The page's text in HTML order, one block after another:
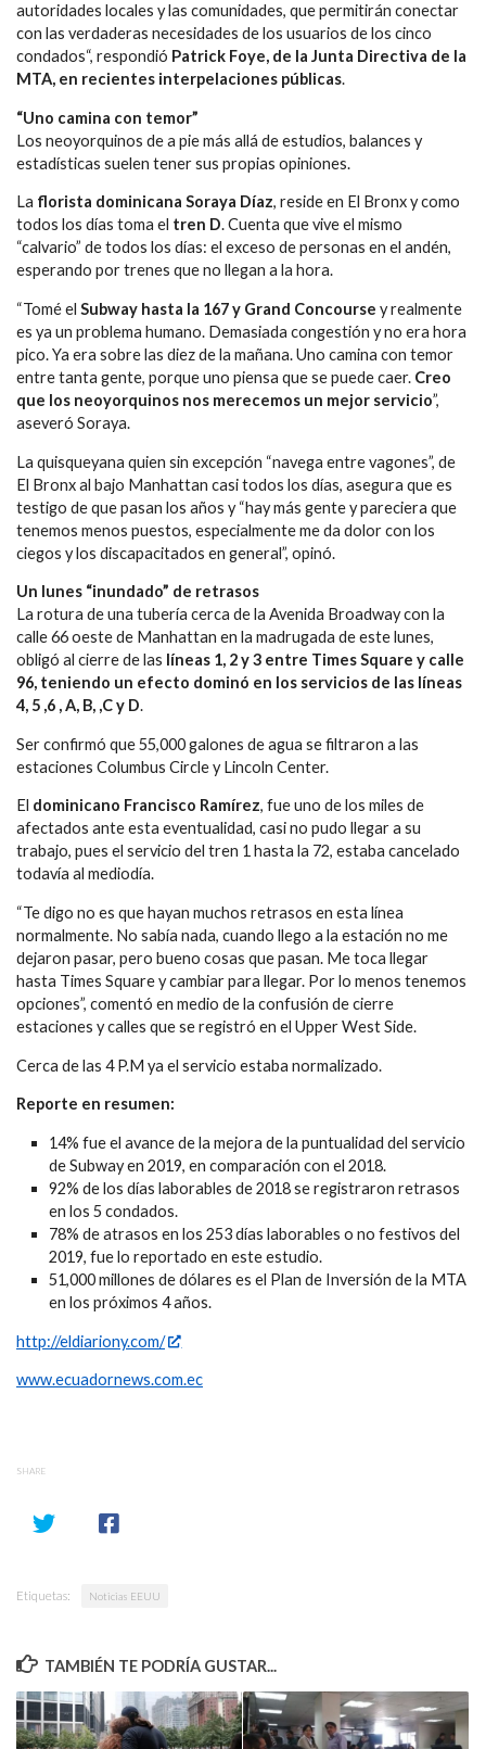
autoridades locales y las comunidades, que permitirán conectar
con las verdaderas necesidades de los usuarios de los cinco
condados“, respondió Patrick Foye, de la Junta Directiva de la
MTA, en recientes interpelaciones públicas.
“Uno camina con temor”
Los neoyorquinos de a pie más allá de estudios, balances y
estadísticas suelen tener sus propias opiniones.
La florista dominicana Soraya Díaz, reside en El Bronx y como
todos los días toma el tren D. Cuenta que vive el mismo
“calvario” de todos los días: el exceso de personas en el andén,
esperando por trenes que no llegan a la hora.
“Tomé el Subway hasta la 167 y Grand Concourse y realmente
es ya un problema humano. Demasiada congestión y no era hora
pico. Ya era sobre las diez de la mañana. Uno camina con temor
entre tanta gente, porque uno piensa que se puede caer. Creo
que los neoyorquinos nos merecemos un mejor servicio”,
aseveró Soraya.
La quisqueyana quien sin excepción “navega entre vagones”, de
El Bronx al bajo Manhattan casi todos los días, asegura que es
testigo de que pasan los años y “hay más gente y pareciera que
tenemos menos puestos, especialmente me da dolor con los
ciegos y los discapacitados en general”, opinó.
Un lunes “inundado” de retrasos
La rotura de una tubería cerca de la Avenida Broadway con la
calle 66 oeste de Manhattan en la madrugada de este lunes,
obligó al cierre de las líneas 1, 2 y 3 entre Times Square y calle
96, teniendo un efecto dominó en los servicios de las líneas
4, 5 ,6 , A, B, ,C y D.
Ser confirmó que 55,000 galones de agua se filtraron a las
estaciones Columbus Circle y Lincoln Center.
El dominicano Francisco Ramírez, fue uno de los miles de
afectados ante esta eventualidad, casi no pudo llegar a su
trabajo, pues el servicio del tren 1 hasta la 72, estaba cancelado
todavía al mediodía.
“Te digo no es que hayan muchos retrasos en esta línea
normalmente. No sabía nada, cuando llego a la estación no me
dejaron pasar, pero bueno cosas que pasan. Me toca llegar
hasta Times Square y cambiar para llegar. Por lo menos tenemos
opciones”, comentó en medio de la confusión de cierre
estaciones y calles que se registró en el Upper West Side.
Cerca de las 4 P.M ya el servicio estaba normalizado.
Reporte en resumen:
14% fue el avance de la mejora de la puntualidad del servicio
de Subway en 2019, en comparación con el 2018.
92% de los días laborables de 2018 se registraron retrasos
en los 5 condados.
78% de atrasos en los 253 días laborables o no festivos del
2019, fue lo reportado en este estudio.
51,000 millones de dólares es el Plan de Inversión de la MTA
en los próximos 4 años.
http://eldiariony.com/
www.ecuadornews.com.ec
SHARE
Etiquetas: Noticias EEUU
TAMBIÉN TE PODRÍA GUSTAR...